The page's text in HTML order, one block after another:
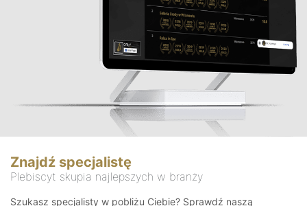
Znajdź specjalistę
Plebiscyt skupia najlepszych w branży
Szukasz specjalisty w pobliżu Ciebie? Sprawdź naszą